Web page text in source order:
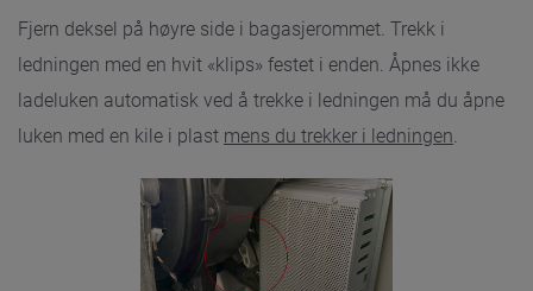
Fjern deksel på høyre side i bagasjerommet. Trekk i
ledningen med en hvit «klips» festet i enden. Åpnes ikke
ladeluken automatisk ved å trekke i ledningen må du åpne
luken med en kile i plast mens du trekker i ledningen